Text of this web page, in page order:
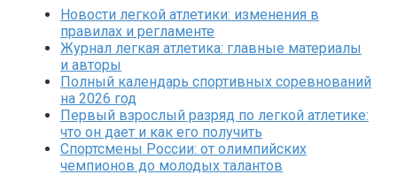
Новости легкой атлетики: изменения в
правилах и регламенте
Журнал легкая атлетика: главные материалы
и авторы
Полный календарь спортивных соревнований
на 2026 год
Первый взрослый разряд по легкой атлетике:
что он дает и как его получить
Спортсмены России: от олимпийских
чемпионов до молодых талантов